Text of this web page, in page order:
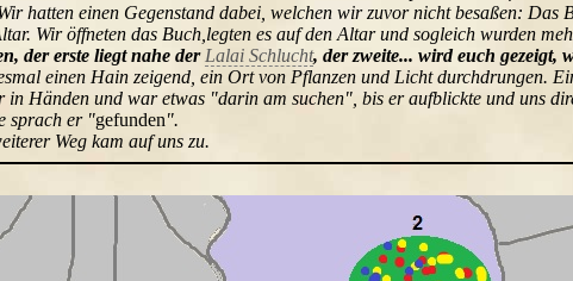
hatten einen Gegenstand dabei, welchen wir zuvor nicht besaßen: Das
Wir öffneten das Buch,legten es auf den Altar und sogleich wurden
der erste liegt nahe der Lalai Schlucht, der zweite... wird euch gezeigt,
einen Hain zeigend, ein Ort von Pflanzen und Licht durchdrungen.
in Händen und war etwas "darin am suchen", bis er aufblickte und uns
sprach er "gefunden".
Weg kam auf uns zu.